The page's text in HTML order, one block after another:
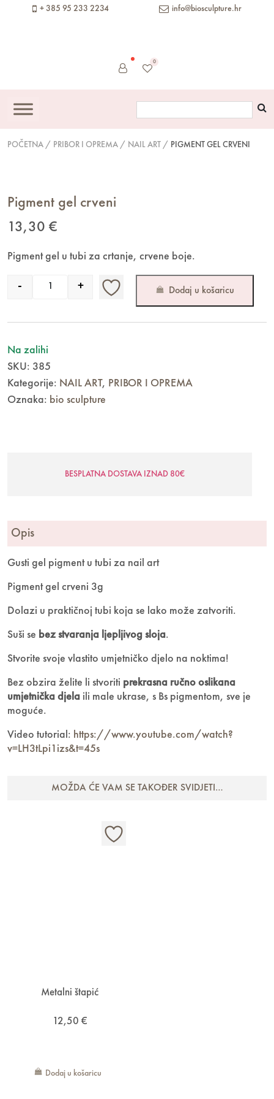
+ 385 95 233 2234 info@biosculpture.hr
0
POČETNA / PRIBOR I OPREMA / NAIL ART / PIGMENT GEL CRVENI
Pigment gel crveni
13,30 €
Pigment gel u tubi za crtanje, crvene boje.
- + Dodaj u košaricu
Na zalihi
SKU: 385
Kategorije: NAIL ART, PRIBOR I OPREMA
Oznaka: bio sculpture
BESPLATNA DOSTAVA IZNAD 80€
Opis
Gusti gel pigment u tubi za nail art
Pigment gel crveni 3g
Dolazi u praktičnoj tubi koja se lako može zatvoriti.
Suši se bez stvaranja ljepljivog sloja.
Stvorite svoje vlastito umjetničko djelo na noktima!
Bez obzira želite li stvoriti prekrasna ručno oslikana
umjetnička djela ili male ukrase, s Bs pigmentom, sve je
moguće.
Video tutorial: https://www.youtube.com/watch?
v=LH3tLpi1izs&t=45s
MOŽDA ĆE VAM SE TAKOĐER SVIDJETI…
Metalni štapić
12,50 €
Dodaj u košaricu